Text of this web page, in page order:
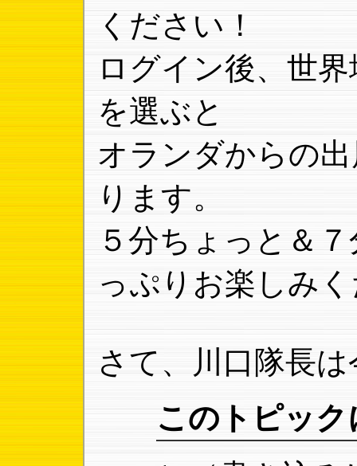
ください！
ログイン後、世
を選ぶと
オランダからの
ります。
５分ちょっと＆
っぷりお楽しみ
さて、川口隊長
このトピッ